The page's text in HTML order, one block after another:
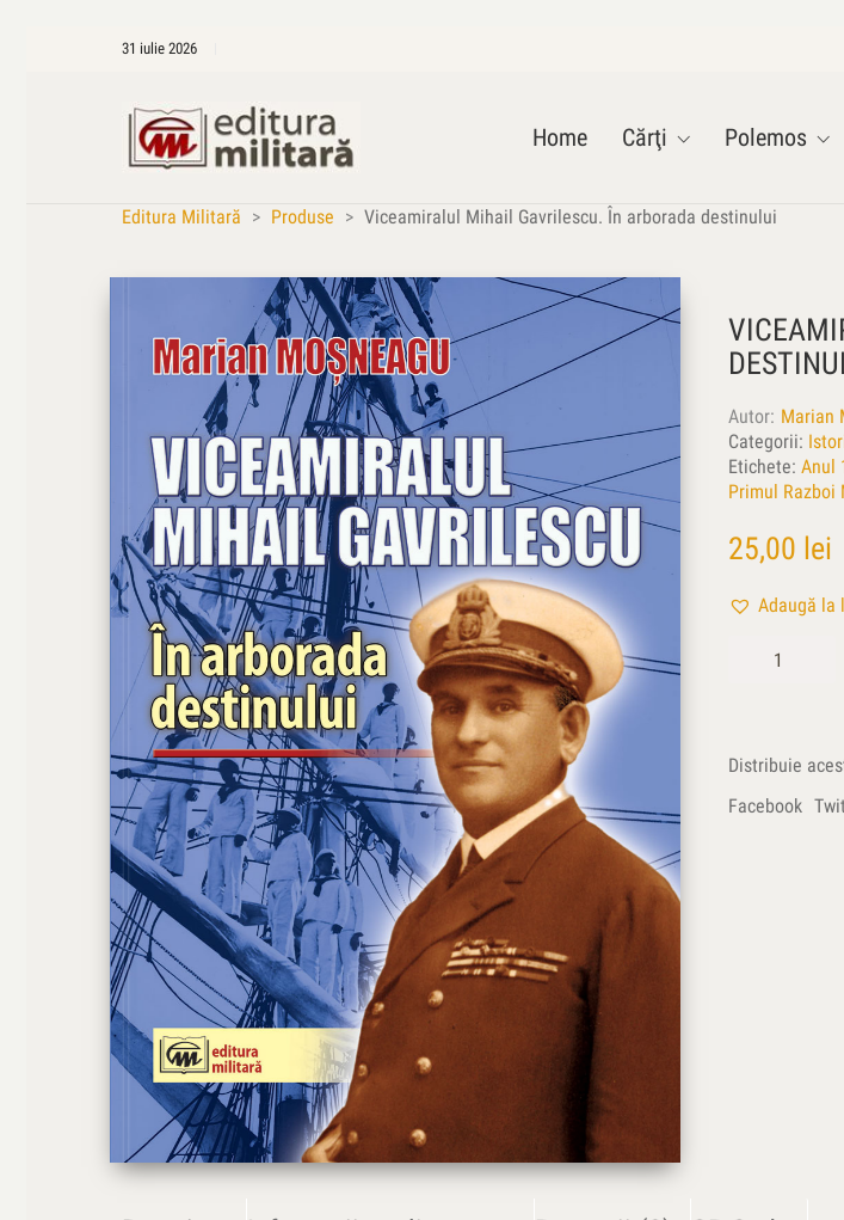
31 iulie 2026
Home Cărţi Polemos
Editura Militară > Produse > Viceamiralul Mihail Gavrilescu. În arborada destinului
Autor Marian
Categorii:
Etichete: Anul
Primul Razboi
25,00 lei
Adaugă la
Cantitate
Viceamiralul
arborada
destinului
Distribuie
Facebook